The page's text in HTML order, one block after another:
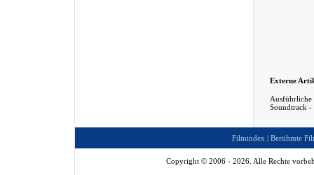
Externe
Soundtrack -
Filmindex | Berühmte
Copyright © 2006 - 2026. Alle Rechte